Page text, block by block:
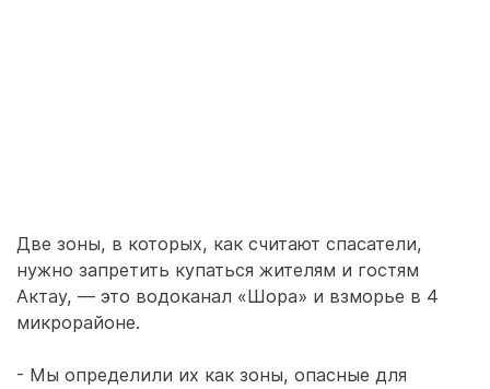
Две зоны, в которых, как считают спасатели,
нужно запретить купаться жителям и гостям
Актау, — это водоканал «Шора» и взморье в 4
микрорайоне.
- Мы определили их как зоны, опасные для